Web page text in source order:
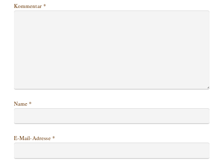
Kommentar*
Name*
E-Mail-Adresse*